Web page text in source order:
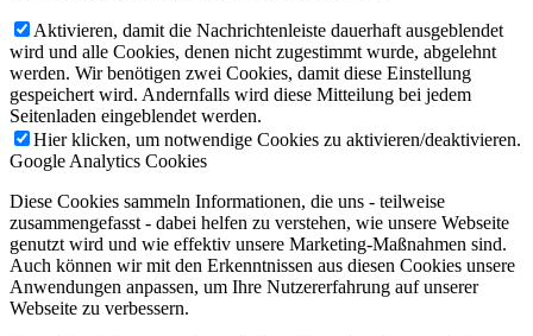
Aktivieren, damit die Nachrichtenleiste dauerhaft ausgeblendet
wird und alle Cookies, denen nicht zugestimmt wurde, abgelehnt
werden. Wir benötigen zwei Cookies, damit diese Einstellung
gespeichert wird. Andernfalls wird diese Mitteilung bei jedem
Seitenladen eingeblendet werden.
Hier klicken, um notwendige Cookies zu aktivieren/deaktivieren.
Google Analytics Cookies
Diese Cookies sammeln Informationen, die uns - teilweise
zusammengefasst - dabei helfen zu verstehen, wie unsere Webseite
genutzt wird und wie effektiv unsere Marketing-Maßnahmen sind.
Auch können wir mit den Erkenntnissen aus diesen Cookies unsere
Anwendungen anpassen, um Ihre Nutzererfahrung auf unserer
Webseite zu verbessern.